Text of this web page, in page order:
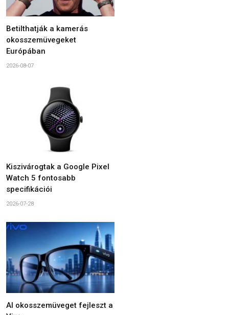
Betilthatják a kamerás
okosszemüvegeket
Európában
2026-08-07
Kiszivárogtak a Google Pixel
Watch 5 fontosabb
specifikációi
2026-07-28
AI okosszemüveget fejleszt a